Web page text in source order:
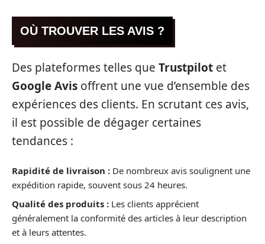
OÙ TROUVER LES AVIS ?
Des plateformes telles que Trustpilot et
Google Avis offrent une vue d’ensemble des
expériences des clients. En scrutant ces avis,
il est possible de dégager certaines
tendances :
Rapidité de livraison : De nombreux avis soulignent une
expédition rapide, souvent sous 24 heures.
Qualité des produits : Les clients apprécient
généralement la conformité des articles à leur description
et à leurs attentes.